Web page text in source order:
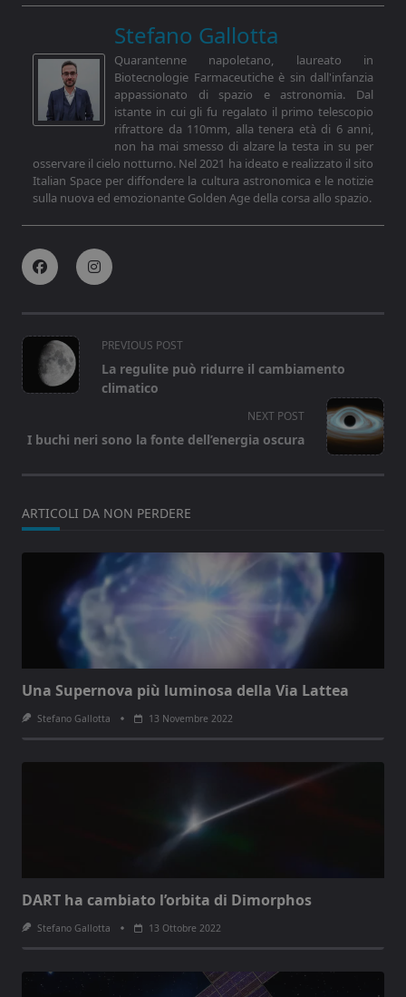
Stefano Gallotta
Quarantenne napoletano, laureato in
Biotecnologie Farmaceutiche è sin dall'infanzia
appassionato di spazio e astronomia. Dal
istante in cui gli fu regalato il primo telescopio
rifrattore da 110mm, alla tenera età di 6 anni,
non ha mai smesso di alzare la testa in su per
osservare il cielo notturno. Nel 2021 ha ideato e realizzato il sito
Italian Space per diffondere la cultura astronomica e le notizie
sulla nuova ed emozionante Golden Age della corsa allo spazio.
<span
class="nav-
subtitle
reader-
text">Page</span>
PREVIOUS POST
La regulite può ridurre il cambiamento
climatico
NEXT POST
I buchi neri sono la fonte dell’energia oscura
ARTICOLI DA NON PERDERE
Una Supernova più luminosa della Via Lattea
Stefano Gallotta 13 Novembre 2022
DART ha cambiato l’orbita di Dimorphos
Stefano Gallotta 13 Ottobre 2022